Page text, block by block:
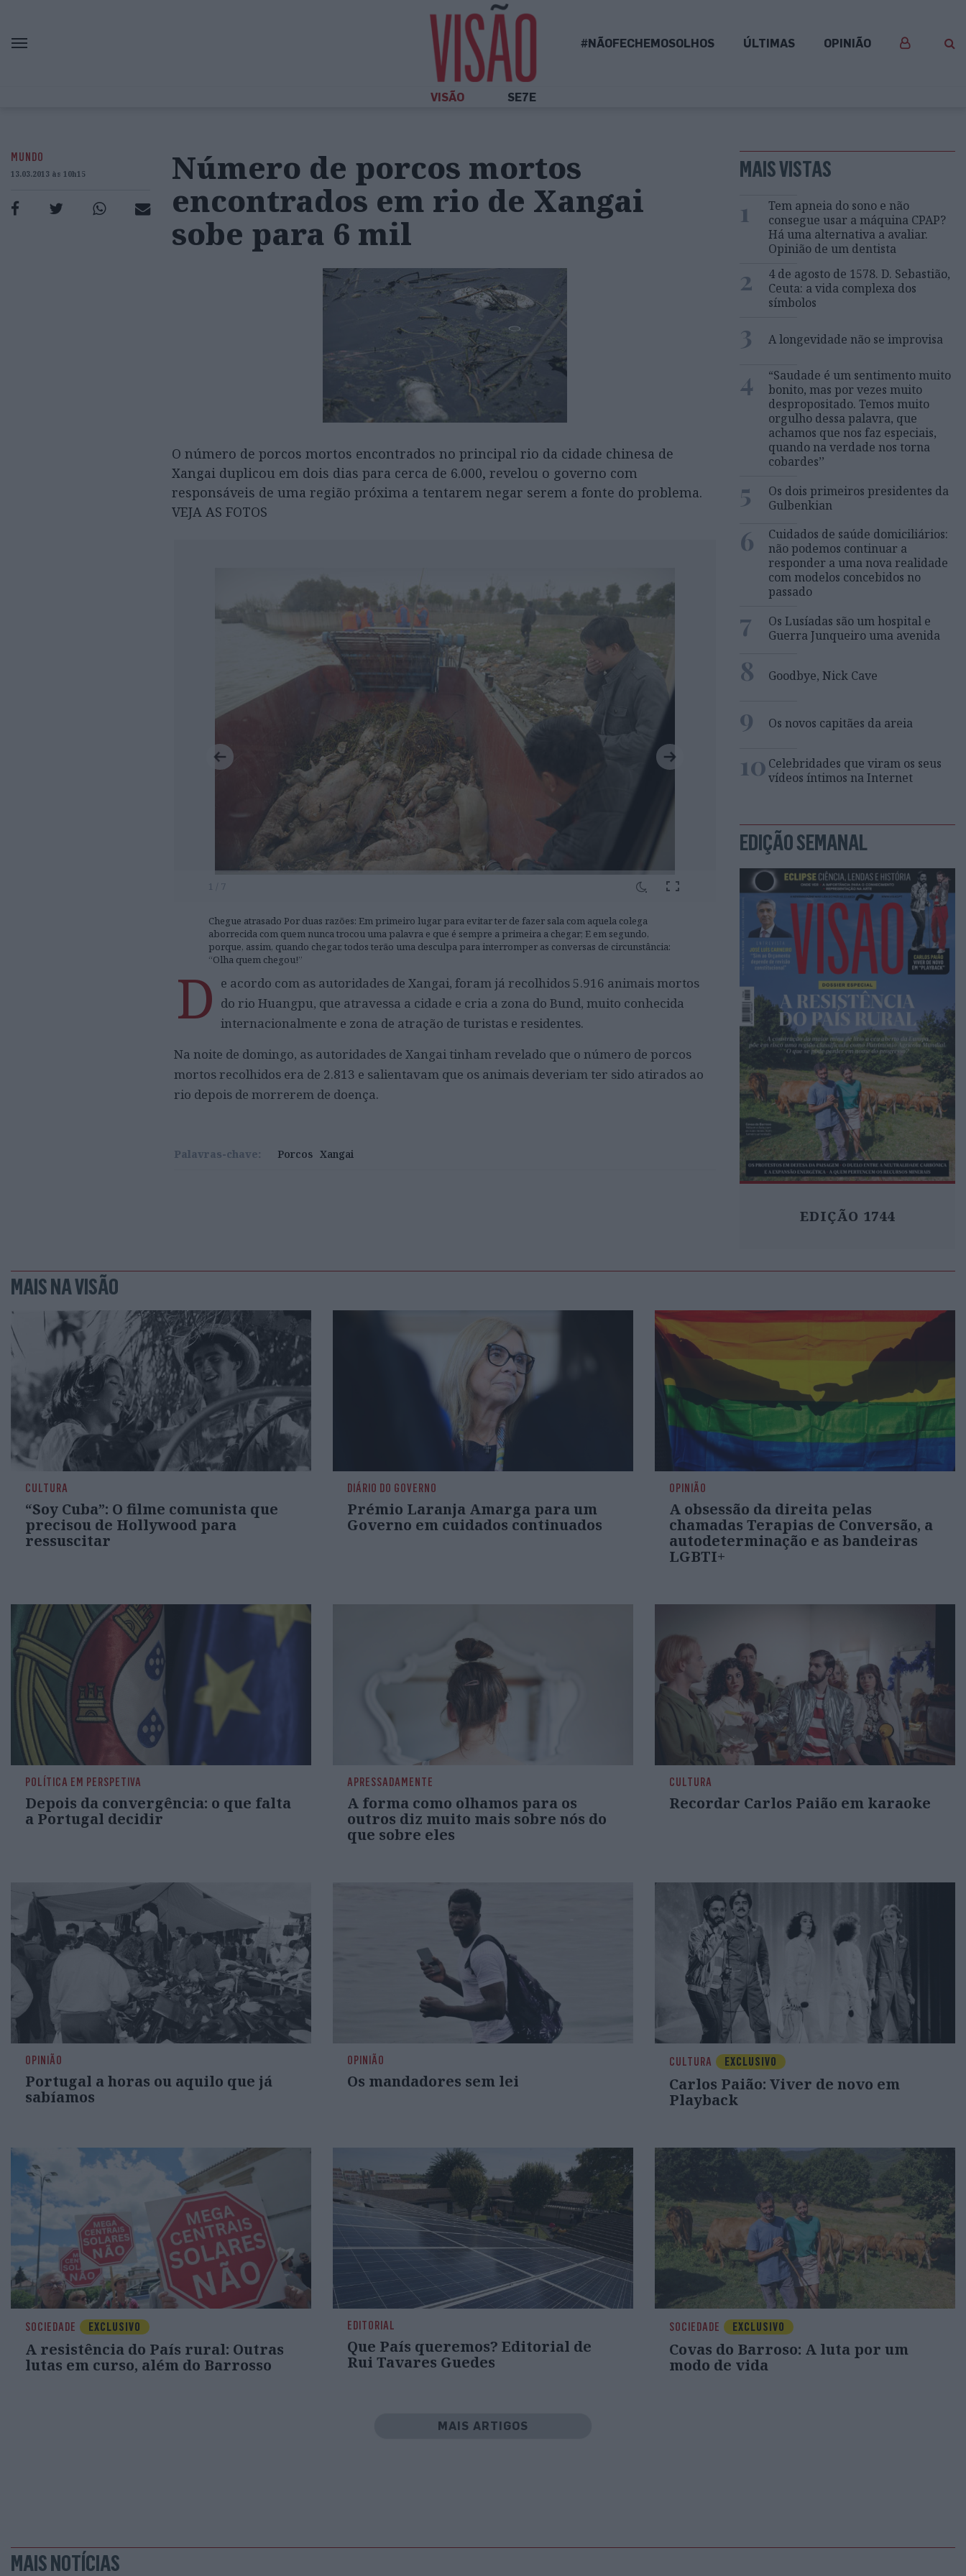
#NÃOFECHEMOSOLHOS ÚLTIMAS OPINIÃO
VISÃO SE7E
MUNDO
13.03.2013 às 10h15
Número de porcos mortos
encontrados em rio de Xangai
sobe para 6 mil
O número de porcos mortos encontrados no principal rio da cidade chinesa de
Xangai duplicou em dois dias para cerca de 6.000, revelou o governo com
responsáveis de uma região próxima a tentarem negar serem a fonte do problema.
VEJA AS FOTOS
1 / 7
Chegue atrasado Por duas razões: Em primeiro lugar para evitar ter de fazer sala com aquela colega
aborrecida com quem nunca trocou uma palavra e que é sempre a primeira a chegar; E em segundo,
porque, assim, quando chegar, todos terão uma desculpa para interromper as conversas de circunstância:
“Olha quem chegou!”
D e acordo com as autoridades de Xangai, foram já recolhidos 5.916 animais mortos
do rio Huangpu, que atravessa a cidade e cria a zona do Bund, muito conhecida
internacionalmente e zona de atração de turistas e residentes.
Na noite de domingo, as autoridades de Xangai tinham revelado que o número de porcos
mortos recolhidos era de 2.813 e salientavam que os animais deveriam ter sido atirados ao
rio depois de morrerem de doença.
Palavras-chave: Porcos Xangai
MAIS VISTAS
1
Tem apneia do sono e não
consegue usar a máquina CPAP?
Há uma alternativa a avaliar.
Opinião de um dentista
2
4 de agosto de 1578. D. Sebastião,
Ceuta: a vida complexa dos
símbolos
3 A longevidade não se improvisa
4
“Saudade é um sentimento muito
bonito, mas por vezes muito
despropositado. Temos muito
orgulho dessa palavra, que
achamos que nos faz especiais,
quando na verdade nos torna
cobardes’’
5
Os dois primeiros presidentes da
Gulbenkian
6
Cuidados de saúde domiciliários:
não podemos continuar a
responder a uma nova realidade
com modelos concebidos no
passado
7
Os Lusíadas são um hospital e
Guerra Junqueiro uma avenida
8 Goodbye, Nick Cave
9 Os novos capitães da areia
10 Celebridades que viram os seus
vídeos íntimos na Internet
EDIÇÃO SEMANAL
EDIÇÃO 1744
MAIS NA VISÃO
CULTURA
“Soy Cuba”: O filme comunista que
precisou de Hollywood para
ressuscitar
DIÁRIO DO GOVERNO
Prémio Laranja Amarga para um
Governo em cuidados continuados
OPINIÃO
A obsessão da direita pelas
chamadas Terapias de Conversão, a
autodeterminação e as bandeiras
LGBTI+
POLÍTICA EM PERSPETIVA
Depois da convergência: o que falta
a Portugal decidir
APRESSADAMENTE
A forma como olhamos para os
outros diz muito mais sobre nós do
que sobre eles
CULTURA
Recordar Carlos Paião em karaoke
OPINIÃO
Portugal a horas ou aquilo que já
sabíamos
OPINIÃO
Os mandadores sem lei
CULTURA EXCLUSIVO
Carlos Paião: Viver de novo em
Playback
SOCIEDADE EXCLUSIVO
A resistência do País rural: Outras
lutas em curso, além do Barrosso
EDITORIAL
Que País queremos? Editorial de
Rui Tavares Guedes
SOCIEDADE EXCLUSIVO
Covas do Barroso: A luta por um
modo de vida
MAIS ARTIGOS
MAIS NOTÍCIAS